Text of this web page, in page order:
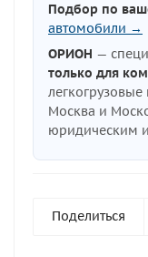
Подбор по
автомобили →
ОРИОН —
только для
Москва и
юридическим
Поделиться